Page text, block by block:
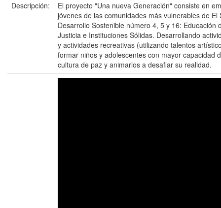
Descripción:
El proyecto "Una nueva Generación" consiste en
jóvenes de las comunidades más vulnerables de El
Desarrollo Sostenible número 4, 5 y 16: Educación
Justicia e Instituciones Sólidas. Desarrollando
y actividades recreativas (utilizando talentos
formar niños y adolescentes con mayor capacidad
cultura de paz y animarlos a desafiar su realidad.